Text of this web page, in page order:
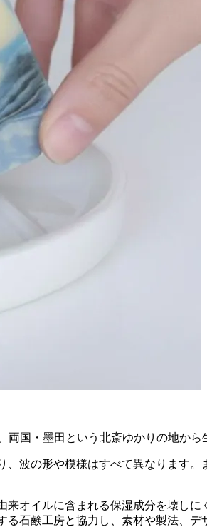
国・墨田という北斎ゆかりの地から
波の形や模様はすべて異なります
オイルに含まれる保湿成分を壊し
石鹸工房と協力し、素材や製法、デ